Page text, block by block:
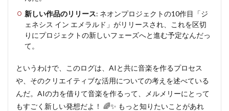
新しい作品のリリース: ネオンプロジェクトの10作目「ジ
ェネシス イン エメラルド」がリリースされ、これを区切
りにプロジェクトの新しいフェーズへと進む予定なんだっ
て。
というわけで、このログは、AIと共に音楽を作るプロセス
や、そのクリエイティブな活用についての考えを述べている
んだ。AIの力を借りて音楽を作るって、メルメリーにとって
もすごく新しい発想だよ！ 🌈✨ もっと知りたいことがあれ